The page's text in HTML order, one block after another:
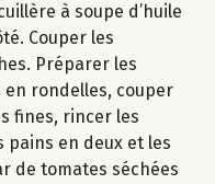
à soupe d’huile
Couper les
Préparer les
en rondelles, couper
fines, rincer les
pains en deux et les
de tomates séchées